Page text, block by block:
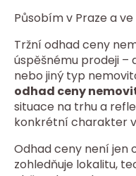
Působím v Praze a
Tržní odhad ceny
úspěšnému prodeji –
nebo jiný typ
odhad ceny
situace na trhu a
konkrétní charakter
Odhad ceny není jen
zohledňuje lokalitu,